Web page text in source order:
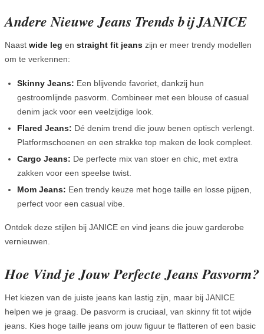
Andere Nieuwe Jeans Trends bij JANICE
Naast wide leg en straight fit jeans zijn er meer trendy modellen
om te verkennen:
Skinny Jeans: Een blijvende favoriet, dankzij hun
gestroomlijnde pasvorm. Combineer met een blouse of casual
denim jack voor een veelzijdige look.
Flared Jeans: Dé denim trend die jouw benen optisch verlengt.
Platformschoenen en een strakke top maken de look compleet.
Cargo Jeans: De perfecte mix van stoer en chic, met extra
zakken voor een speelse twist.
Mom Jeans: Een trendy keuze met hoge taille en losse pijpen,
perfect voor een casual vibe.
Ontdek deze stijlen bij JANICE en vind jeans die jouw garderobe
vernieuwen.
Hoe Vind je Jouw Perfecte Jeans Pasvorm?
Het kiezen van de juiste jeans kan lastig zijn, maar bij JANICE
helpen we je graag. De pasvorm is cruciaal, van skinny fit tot wijde
jeans. Kies hoge taille jeans om jouw figuur te flatteren of een basic